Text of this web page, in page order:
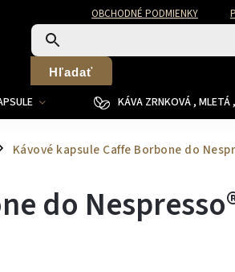
OBCHODNÉ PODMIENKY
Hľadať
KÁVA ZRNKOVÁ , MLETÁ
Kávové kapsule Caffe Borbone do
do